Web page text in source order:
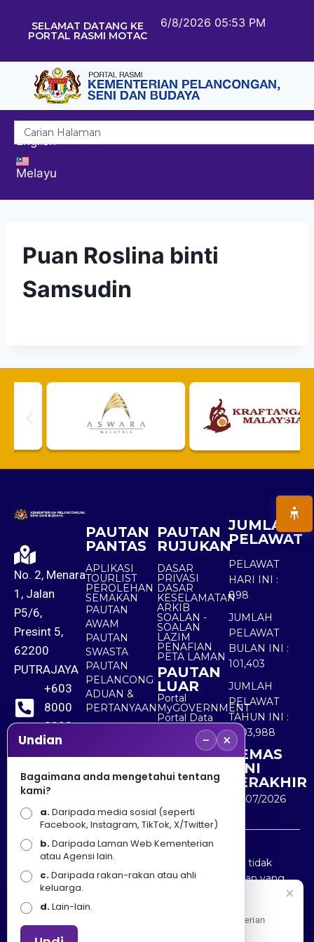
SELAMAT DATANG KE
PORTAL RASMI MOTAC
6/8/2026 05:53 PM
English
Melayu
Puan Roslina binti
Samsudin
No. 2, Menara
1, Jalan
P5/6,
Presint 5,
62200
PUTRAJAYA
+603
8000
8000
+603
8891
7100
PAUTAN
PANTAS
APLIKASI
TOURLIST
PEROLEHAN
SEMAKAN
PAUTAN
AWAM
PAUTAN
SWASTA
PAUTAN
PELANCONG
ADUAN &
PERTANYAAN
PAUTAN
RUJUKAN
DASAR
PRIVASI
DASAR
KESELAMATAN
ARKIB
SOALAN -
SOALAN
LAZIM
PENAFIAN
PETA LAMAN
PAUTAN
LUAR
Portal
MyGOVERNMENT
Portal Data
Terbuka
Sektor Awam
JUMLAH
PELAWAT
PELAWAT
HARI INI :
898
JUMLAH
PELAWAT
BULAN INI :
101,403
JUMLAH
PELAWAT
TAHUN INI :
5,503,988
KEMAS
KINI
TERAKHIR
30/07/2026
Penafian : Kerajaan Malaysia dan Kementerian
Pelancongan Seni dan Budaya (MOTAC) adalah tidak
bertanggungjawab atas kehilangan atau kerugian yang
disebabkan oleh penggunaan mana-mana maklumat
yang diperolehi dari portal ini.
Undian − ×
Bagaimana anda mengetahui tentang
kami?
a.Daripada media sosial (seperti
Facebook, Instagram, TikTok, X/Twitter)
b.Daripada Laman Web Kementerian
atau Agensi lain.
c.Daripada rakan-rakan atau ahli
keluarga.
d.Lain-lain.
Apa Khabar! Selamat datang ke Portal Rasmi Kementerian
Pelancongan, Seni dan Budaya